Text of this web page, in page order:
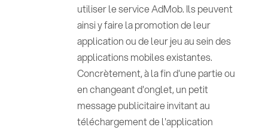
utiliser le service AdMob. Ils peuvent
ainsi y faire la promotion de leur
application ou de leur jeu au sein des
applications mobiles existantes.
Concrètement, à la fin d'une partie ou
en changeant d'onglet, un petit
message publicitaire invitant au
téléchargement de l'application